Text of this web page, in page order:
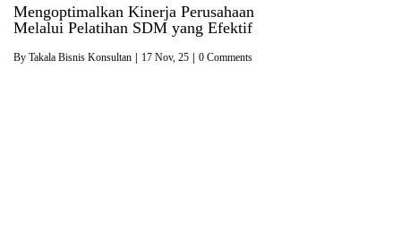
Mengoptimalkan Kinerja Perusahaan
Melalui Pelatihan SDM yang Efektif
By Takala Bisnis Konsultan 17 Nov, 25 0 Comments